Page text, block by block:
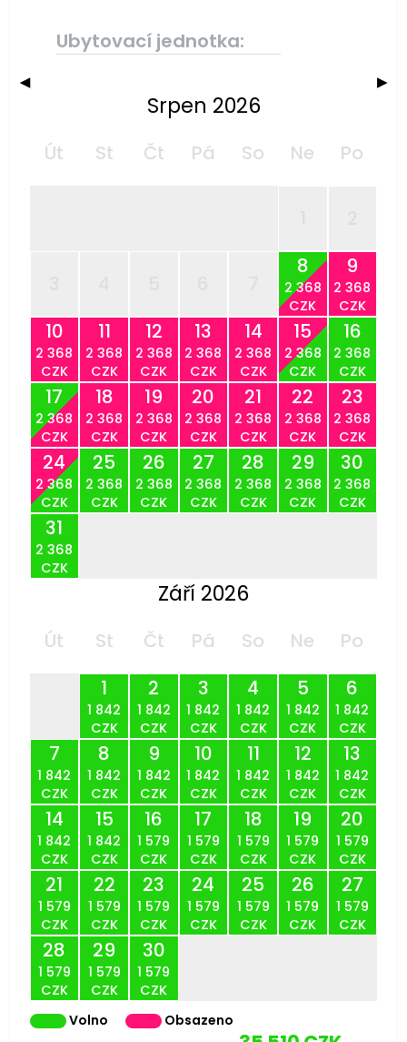
Ubytovací jednotka:
◀ ▶
Srpen 2026
Út St Čt Pá So Ne Po
8
2 368
CZK
9
2 368
CZK
10
2 368
CZK
11
2 368
CZK
12
2 368
CZK
13
2 368
CZK
14
2 368
CZK
15
2 368
CZK
16
2 368
CZK
17
2 368
CZK
18
2 368
CZK
19
2 368
CZK
20
2 368
CZK
21
2 368
CZK
22
2 368
CZK
23
2 368
CZK
24
2 368
CZK
25
2 368
CZK
26
2 368
CZK
27
2 368
CZK
28
2 368
CZK
29
2 368
CZK
30
2 368
CZK
31
2 368
CZK
Září 2026
Út St Čt Pá So Ne
Po
1
1 842
CZK
2
1 842
CZK
3
1 842
CZK
4
1 842
CZK
5
1 842
CZK
6
1 842
CZK
7
1 842
CZK
8
1 842
CZK
9
1 842
CZK
10
1 842
CZK
11
1 842
CZK
12
1 842
CZK
13
1 842
CZK
14
1 842
CZK
15
1 842
CZK
16
1 579
CZK
17
1 579
CZK
18
1 579
CZK
19
1 579
CZK
20
1 579
CZK
21
1 579
CZK
22
1 579
CZK
23
1 579
CZK
24
1 579
CZK
25
1 579
CZK
26
1 579
CZK
27
1 579
CZK
28
1 579
CZK
29
1 579
CZK
30
1 579
CZK
Volno
Obsazeno